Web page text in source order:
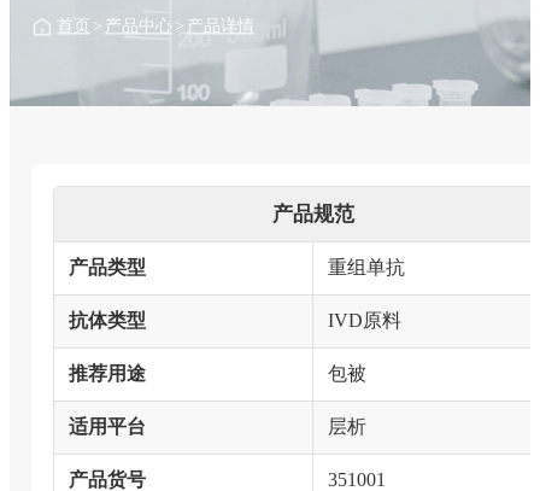
首页 > 产品中心 > 产品详情
产品规范
产品类型 重组单抗
抗体类型 IVD原料
推荐用途 包被
适用平台 层析
产品货号 351001